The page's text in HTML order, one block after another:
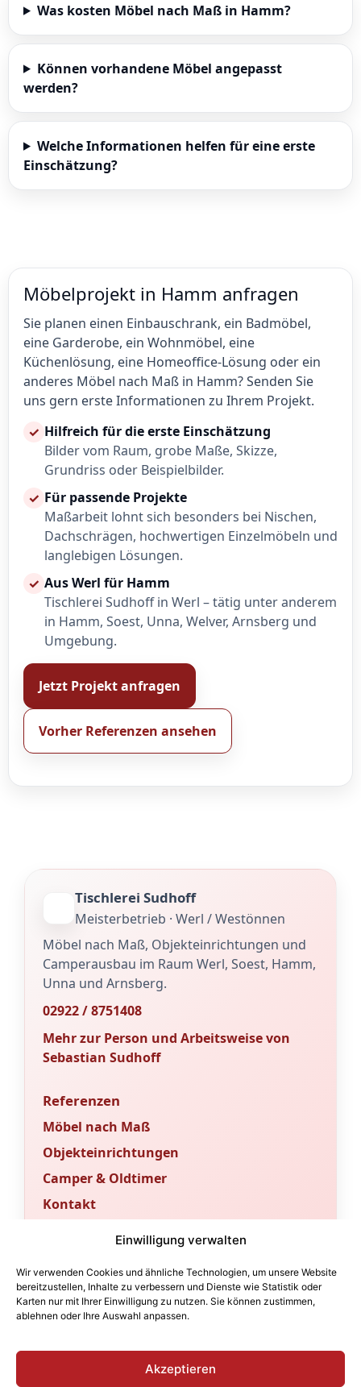
Einwilligung verwalten
Wir verwenden Cookies und ähnliche Technologien, um unsere Website
bereitzustellen, Inhalte zu verbessern und Dienste wie Statistik oder
Karten nur mit Ihrer Einwilligung zu nutzen. Sie können zustimmen,
ablehnen oder Ihre Auswahl anpassen.
Akzeptieren
Was kosten Möbel nach Maß in Hamm?
Können vorhandene Möbel angepasst
werden?
Welche Informationen helfen für eine erste
Einschätzung?
Möbelprojekt in Hamm anfragen
Sie planen einen Einbauschrank, ein Badmöbel,
eine Garderobe, ein Wohnmöbel, eine
Küchenlösung, eine Homeoffice-Lösung oder ein
anderes Möbel nach Maß in Hamm? Senden Sie
uns gern erste Informationen zu Ihrem Projekt.
✓ Hilfreich für die erste Einschätzung
Bilder vom Raum, grobe Maße, Skizze,
Grundriss oder Beispielbilder.
✓ Für passende Projekte
Maßarbeit lohnt sich besonders bei Nischen,
Dachschrägen, hochwertigen Einzelmöbeln und
langlebigen Lösungen.
✓ Aus Werl für Hamm
Tischlerei Sudhoff in Werl – tätig unter anderem
in Hamm, Soest, Unna, Welver, Arnsberg und
Umgebung.
Jetzt Projekt anfragen
Vorher Referenzen ansehen
Tischlerei Sudhoff
Meisterbetrieb · Werl / Westönnen
Möbel nach Maß, Objekteinrichtungen und
Camperausbau im Raum Werl, Soest, Hamm,
Unna und Arnsberg.
02922 / 8751408
Mehr zur Person und Arbeitsweise von
Sebastian Sudhoff
Referenzen
Möbel nach Maß
Objekteinrichtungen
Camper & Oldtimer
Kontakt
Sachverständigenbüro & Fachportal
Für Gutachten und fachtechnische
Bewertungen betreiben wir ein
eigenständiges Sachverständigenbüro.
Fachbeiträge und technische Orientierung